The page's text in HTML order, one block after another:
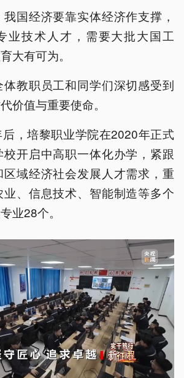
国经济要靠实体经济作支撑，
业技术人才，需要大批大国工
大有可为。
教职员工和同学们深切感受到
价值与重要使命。
，培黎职业学院在2020年正式
开启中高职一体化办学，紧跟
域经济社会发展人才需求，重
、信息技术、智能制造等多个
业28个。